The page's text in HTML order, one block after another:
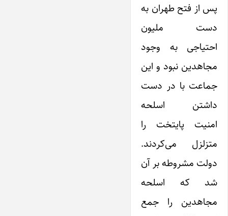
پس از فتح طهران به
دست ملیون
احتیاجی به وجود
مجاهدین نبود و این
جماعت با در دست
داشتن اسلحه
امنیت پایتخت را
متزلزل می‌کردند.
دولت مشروطه بر آن
شد که اسلحه
مجاهدین را جمع